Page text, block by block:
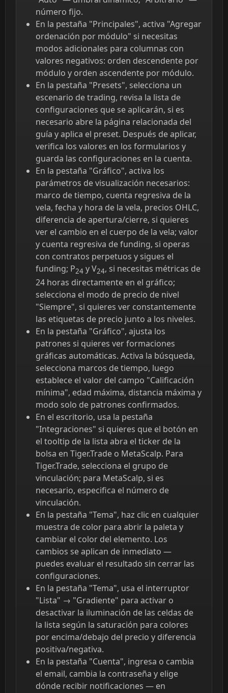
número fijo.
En la pestaña "Principales", activa "Agregar
ordenación por módulo" si necesitas
modos adicionales para columnas con
valores negativos: orden descendente por
módulo y orden ascendente por módulo.
En la pestaña "Presets", selecciona un
escenario de trading, revisa la lista de
configuraciones que se aplicarán, si es
necesario abre la página relacionada del
guía y aplica el preset. Después de aplicar,
verifica los valores en los formularios y
guarda las configuraciones en la cuenta.
En la pestaña "Gráfico", activa los
parámetros de visualización necesarios:
marco de tiempo, cuenta regresiva de la
vela, fecha y hora de la vela, precios OHLC,
diferencia de apertura/cierre, si quieres
ver el cambio en el cuerpo de la vela; valor
y cuenta regresiva de funding, si operas
con contratos perpetuos y sigues el
funding; P24 y V24, si necesitas métricas de
24 horas directamente en el gráfico;
selecciona el modo de precio de nivel
"Siempre", si quieres ver constantemente
las etiquetas de precio junto a los niveles.
En la pestaña "Gráfico", ajusta los
patrones si quieres ver formaciones
gráficas automáticas. Activa la búsqueda,
selecciona marcos de tiempo, luego
establece el valor del campo "Calificación
mínima", edad máxima, distancia máxima y
modo solo de patrones confirmados.
En el escritorio, usa la pestaña
"Integraciones" si quieres que el botón en
el tooltip de la lista abra el ticker de la
bolsa en Tiger.Trade o MetaScalp. Para
Tiger.Trade, selecciona el grupo de
vinculación; para MetaScalp, si es
necesario, especifica el número de
vinculación.
En la pestaña "Tema", haz clic en cualquier
muestra de color para abrir la paleta y
cambiar el color del elemento. Los
cambios se aplican de inmediato —
puedes evaluar el resultado sin cerrar las
configuraciones.
En la pestaña "Tema", usa el interruptor
"Lista" → "Gradiente" para activar o
desactivar la iluminación de las celdas de
la lista según la saturación para colores
por encima/debajo del precio y diferencia
positiva/negativa.
En la pestaña "Cuenta", ingresa o cambia
el email, cambia la contraseña y elige
dónde recibir notificaciones — en